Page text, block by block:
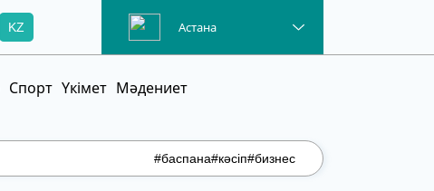
KZ Астана
Спорт Үкімет Мәдениет
#баспана#кәсіп#бизнес